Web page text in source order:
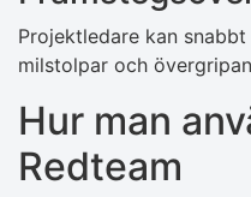
Projektledare kan
milstolpar och
Hur man
Redteam